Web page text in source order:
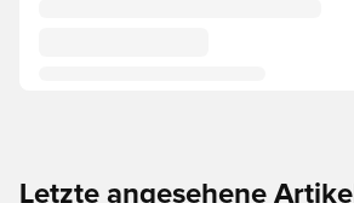
Letzte angesehene Artikel